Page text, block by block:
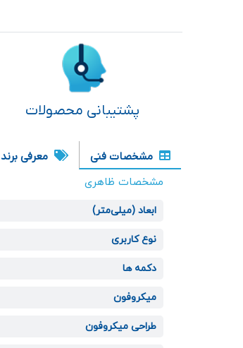
پشتیبانی محصولات
مشخصات فنی معرفی برند
مشخصات ظاهری
ابعاد (میلی‌متر)
نوع کاربری
دکمه ها
میکروفون
طراحی میکروفون